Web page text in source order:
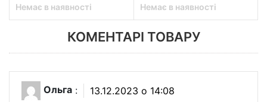
Немає в наявності Немає в наявності
КОМЕНТАРІ ТОВАРУ
Ольга : 13.12.2023 о 14:08